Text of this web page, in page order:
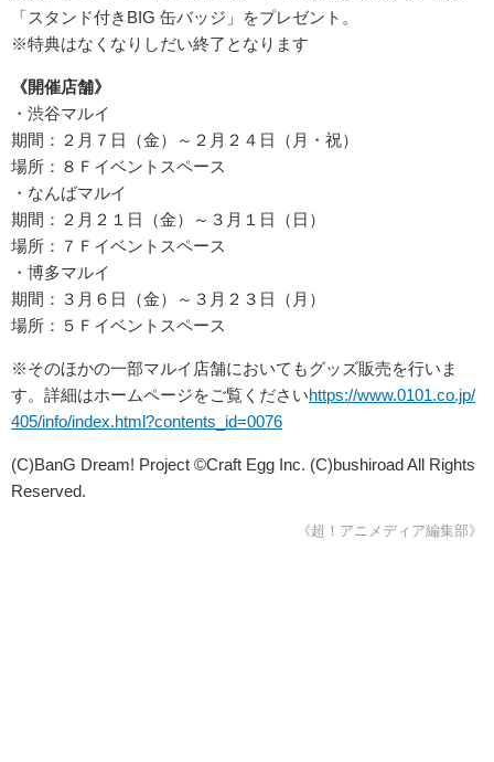
「スタンド付きBIG 缶バッジ」をプレゼント。
※特典はなくなりしだい終了となります
《開催店舗》
・渋谷マルイ
期間：２月７日（金）～２月２４日（月・祝）
場所：８Ｆイベントスペース
・なんばマルイ
期間：２月２１日（金）～３月１日（日）
場所：７Ｆイベントスペース
・博多マルイ
期間：３月６日（金）～３月２３日（月）
場所：５Ｆイベントスペース
※そのほかの一部マルイ店舗においてもグッズ販売を行いま
す。詳細はホームページをご覧くださいhttps://www.0101.co.jp/
405/info/index.html?contents_id=0076
(C)BanG Dream! Project ©Craft Egg Inc. (C)bushiroad All Rights
Reserved.
《超！アニメディア編集部》